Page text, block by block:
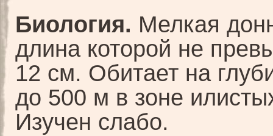
Биология. Мелкая
длина которой не
12 см. Обитает на
до 500 м в зоне
Изучен слабо.